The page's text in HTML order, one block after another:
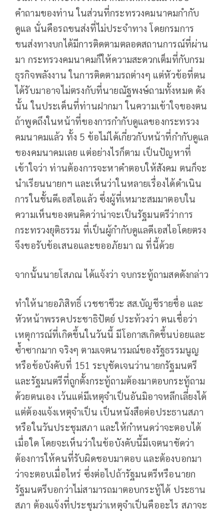
คำถามของท่าน ในส่วนที่กระทรวงคมนาคมกำกับ
ดูแล นั่นคือรถขนส่งที่ไม่ประจำทาง โดยกรมการ
ขนส่งทางบกได้มีการติดตามตลอดสถานการณ์ที่ผ่าน
มา กระทรวงคมนาคมก็ให้ความสะดวกเต็มที่กับกรม
ธุรกิจพลังงาน ในการติดตามรถต่างๆ แต่หัวข้อที่ตน
ได้รับมาอาจไม่ตรงกับที่นายณัฐพงษ์ถามทั้งหมด ดัง
นั้น ในประเด็นที่ท่านฝากมา ในความเข้าใจของตน
ถ้าพูดถึงในหน้าที่ของการกำกับดูแลของกระทรวง
คมนาคมแล้ว ทั้ง 5 ข้อไม่ได้เกี่ยวกับหน้าที่กำกับดูแล
ของคมนาคมเลย แต่อย่างไรก็ตาม เป็นปัญหาที่
เข้าใจว่า ท่านต้องการจะหาคำตอบให้สังคม ตนก็จะ
นำเรียนนายกฯ และเห็นว่าในหลายเรื่องได้ดำเนิน
การในชั้นดีเอสไอแล้ว ซึ่งผู้ที่เหมาะสมมาตอบใน
ความเห็นของตนคิดว่าน่าจะเป็นรัฐมนตรีว่าการ
กระทรวงยุติธรรม ที่เป็นผู้กำกับดูแลดีเอสไอโดยตรง
จึงขอรับข้อเสนอและขออภัยมา ณ ที่นี้ด้วย
จากนั้นนายโสภณ ได้แจ้งว่า จบกระทู้ถามสดดังกล่าว
ทำให้นายอภิสิทธิ์ เวชชาชีวะ สส.บัญชีรายชื่อ และ
หัวหน้าพรรคประชาธิปัตย์ ประท้วงว่า ตนเชื่อว่า
เหตุการณ์ที่เกิดขึ้นในวันนี้ มีโอกาสเกิดขึ้นบ่อยและ
ซ้ำซากมาก จริงๆ ตามเจตนารมณ์ของรัฐธรรมนูญ
หรือข้อบังคับที่ 151 ระบุชัดเจนว่านายกรัฐมนตรี
และรัฐมนตรีที่ถูกตั้งกระทู้ถามต้องมาตอบกระทู้ถาม
ด้วยตนเอง เว้นแต่มีเหตุจำเป็นอันมิอาจหลีกเลี่ยงได้
แต่ต้องแจ้งเหตุจำเป็น เป็นหนังสือต่อประธานสภา
หรือในวันประชุมสภา และให้กำหนดว่าจะตอบได้
เมื่อใด โดยจะเห็นว่าในข้อบังคับนี้มีเจตนาชัดว่า
ต้องการให้คนที่รับผิดชอบมาตอบ และต้องบอกมา
ว่าจะตอบเมื่อไหร่ ซึ่งต่อไปถ้ารัฐมนตรีหรือนายก
รัฐมนตรีบอกว่าไม่สามารถมาตอบกระทู้ได้ ประธาน
สภา ต้องแจ้งที่ประชุมว่าเหตุจำเป็นคืออะไร สภาจะ